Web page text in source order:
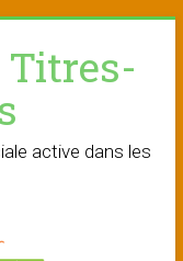
active dans les